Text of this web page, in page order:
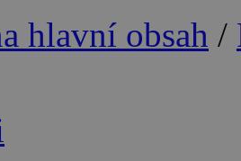
hlavní obsah /